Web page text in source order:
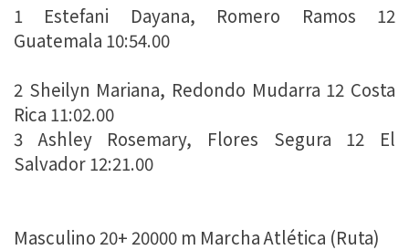
1 Estefani Dayana, Romero Ramos 12
Guatemala 10:54.00
2 Sheilyn Mariana, Redondo Mudarra 12 Costa
Rica 11:02.00
3 Ashley Rosemary, Flores Segura 12 El
Salvador 12:21.00
Masculino 20+ 20000 m Marcha Atlética (Ruta)